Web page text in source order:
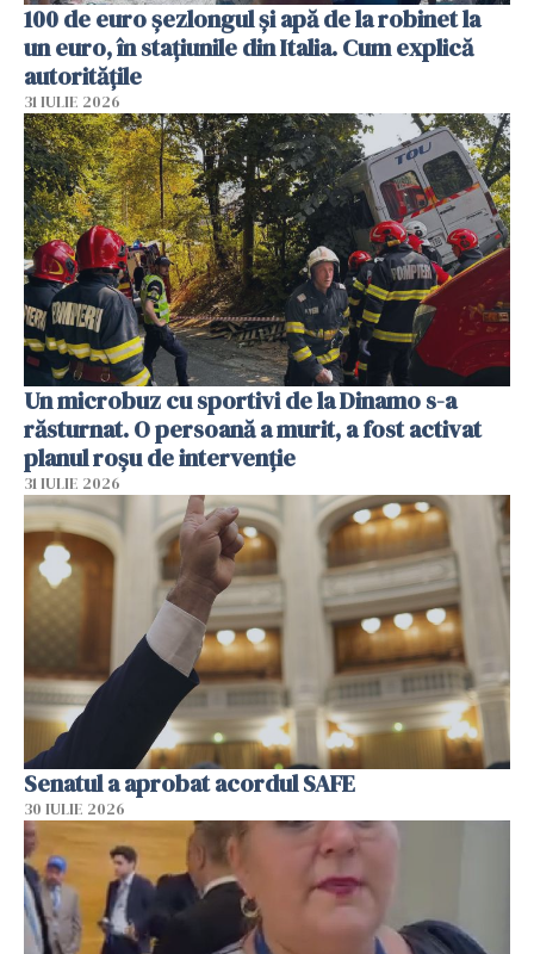
100 de euro șezlongul și apă de la robinet la
un euro, în stațiunile din Italia. Cum explică
autoritățile
31 IULIE 2026
Un microbuz cu sportivi de la Dinamo s-a
răsturnat. O persoană a murit, a fost activat
planul roșu de intervenție
31 IULIE 2026
Senatul a aprobat acordul SAFE
30 IULIE 2026